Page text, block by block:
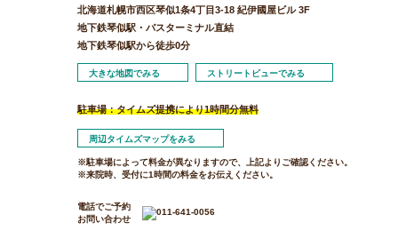
北海道札幌市西区琴似1条4丁目3-18 紀伊國屋ビル 3F
地下鉄琴似駅・バスターミナル直結
地下鉄琴似駅から徒歩0分
大きな地図でみる ストリートビューでみる
駐車場：タイムズ提携により1時間分無料
周辺タイムズマップをみる
※駐車場によって料金が異なりますので、上記よりご確認ください。
※来院時、受付に1時間の料金をお伝えください。
電話でご予約
お問い合わせ